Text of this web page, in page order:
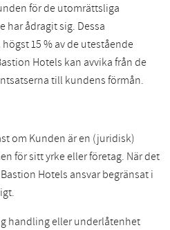
för de utomrättsliga
har ådragit sig. Dessa
15 % av de utestående
Hotels kan avvika från de
till kundens förmån.
om Kunden är en (juridisk)
för sitt yrke eller företag. När det
Hotels ansvar begränsat i
handling eller underlåtenhet